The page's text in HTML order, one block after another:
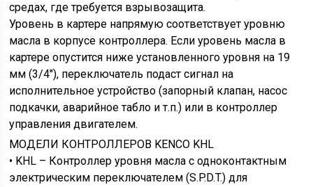
средах, где требуется взрывозащита.
Уровень в картере напрямую соответствует уровню
масла в корпусе контроллера. Если уровень масла в
картере опустится ниже установленного уровня на 19
мм (3/4″), переключатель подаст сигнал на
исполнительное устройство (запорный клапан, насос
подкачки, аварийное табло и т.п.) или в контроллер
управления двигателем.
МОДЕЛИ КОНТРОЛЛЕРОВ KENCO KHL
• KHL – Контроллер уровня масла с одноконтактным
электрическим переключателем (S.P.D.T.) для